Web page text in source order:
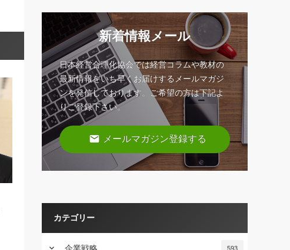
新着情報メール
日本経営合理化協会では経営コラムや教材の
最新情報をいち早くお届けするメールマガジ
ンを発信しております。ご希望の方は下記よ
りご登録下さい。
email メールマガジン登録する
カテゴリー
keyboard_arrow_down 企業戦略 593